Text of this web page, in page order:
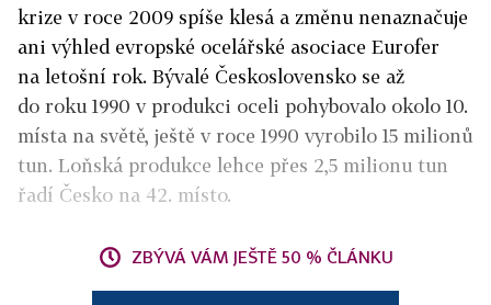
krize v roce 2009 spíše klesá a změnu nenaznačuje
ani výhled evropské ocelářské asociace Eurofer
na letošní rok. Bývalé Československo se až
do roku 1990 v produkci oceli pohybovalo okolo 10.
místa na světě, ještě v roce 1990 vyrobilo 15 milionů
tun. Loňská produkce lehce přes 2,5 milionu tun
řadí Česko na 42. místo.
ZBÝVÁ VÁM JEŠTĚ 50 % ČLÁNKU